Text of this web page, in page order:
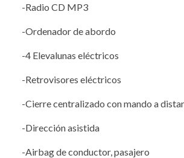
-Radio CD MP3
-Ordenador de abordo
-4 Elevalunas eléctricos
-Retrovisores eléctricos
-Cierre centralizado con mando a
-Dirección asistida
-Airbag de conductor, pasajero